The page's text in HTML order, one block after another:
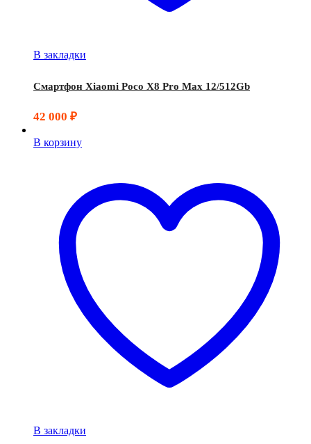
В закладки
Смартфон Xiaomi Poco X8 Pro Max 12/512Gb
42 000 ₽
В корзину
В закладки